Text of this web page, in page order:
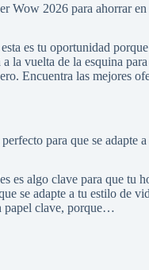
Wow 2026 para ahorrar en
es tu oportunidad
la vuelta de la esquina
Encuentra las mejores
para que se adapte
es algo clave para que tu
se adapte a tu estilo de
papel clave, porque…